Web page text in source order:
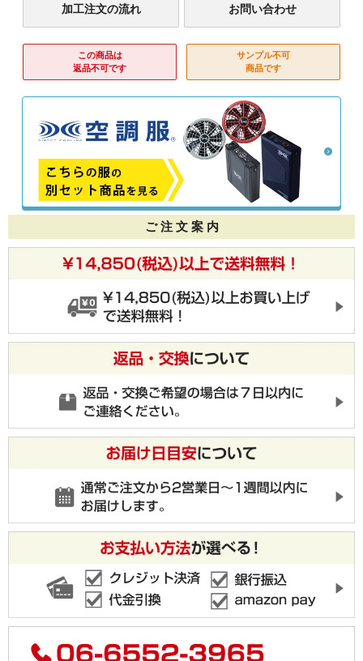
加工注文の流れ お問い合わせ
この商品は
返品不可です
サンプル不可
商品です
ご 注 文 案 内